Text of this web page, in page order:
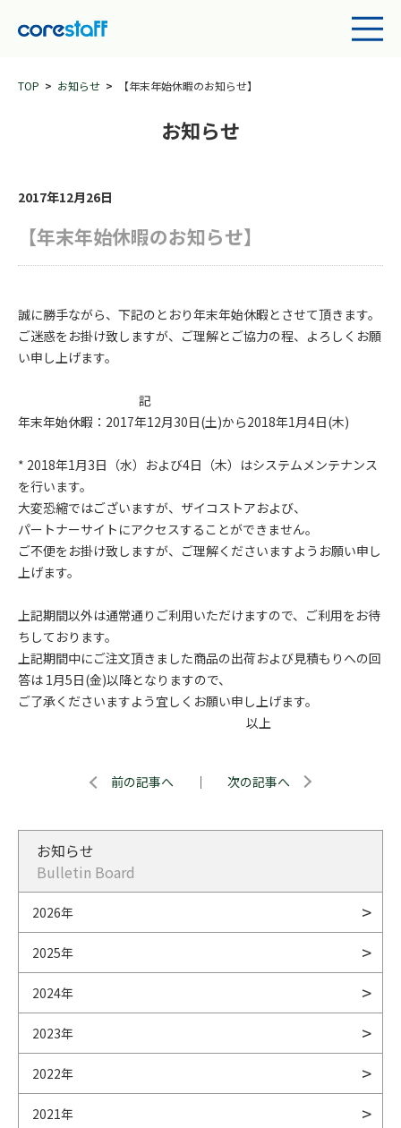
TOP お知らせ 【年末年始休暇のお知らせ】
お知らせ
2017年12月26日
【年末年始休暇のお知らせ】
誠に勝手ながら、下記のとおり年末年始休暇とさせて頂きます。
ご迷惑をお掛け致しますが、ご理解とご協力の程、よろしくお願
い申し上げます。
記
年末年始休暇：2017年12月30日(土)から2018年1月4日(木)
* 2018年1月3日（水）および4日（木）はシステムメンテナンス
を行います。
大変恐縮ではございますが、ザイコストアおよび、
パートナーサイトにアクセスすることができません。
ご不便をお掛け致しますが、ご理解くださいますようお願い申し
上げます。
上記期間以外は通常通りご利用いただけますので、ご利用をお待
ちしております。
上記期間中にご注文頂きました商品の出荷および見積もりへの回
答は 1月5日(金)以降となりますので、
ご了承くださいますよう宜しくお願い申し上げます。
以上
前の記事へ ｜ 次の記事へ
お知らせ
Bulletin Board
2026年
2025年
2024年
2023年
2022年
2021年